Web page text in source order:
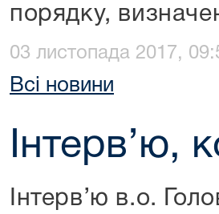
порядку,
03 листопада 2017,
Всі новини
Інтерв’ю,
Інтерв’ю в.о.